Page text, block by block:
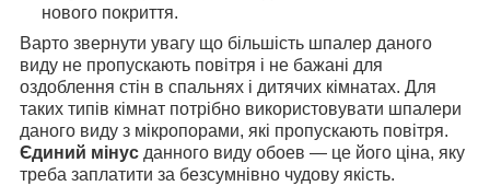
нового покриття.
Варто звернути увагу що більшість шпалер даного
виду не пропускають повітря і не бажані для
оздоблення стін в спальнях і дитячих кімнатах. Для
таких типів кімнат потрібно використовувати шпалери
даного виду з мікропорами, які пропускають повітря.
Єдиний мінус данного виду обоев — це його ціна, яку
треба заплатити за безсумнівно чудову якість.